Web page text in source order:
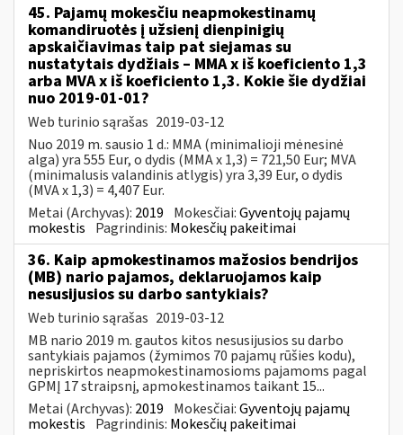
45. Pajamų mokesčiu neapmokestinamų
komandiruotės į užsienį dienpinigių
apskaičiavimas taip pat siejamas su
nustatytais dydžiais – MMA x iš koeficiento 1,3
arba MVA x iš koeficiento 1,3. Kokie šie dydžiai
nuo 2019-01-01?
Web turinio sąrašas 2019-03-12
Nuo 2019 m. sausio 1 d.: MMA (minimalioji mėnesinė
alga) yra 555 Eur, o dydis (MMA x 1,3) = 721,50 Eur; MVA
(minimalusis valandinis atlygis) yra 3,39 Eur, o dydis
(MVA x 1,3) = 4,407 Eur.
Metai (Archyvas): 2019 Mokesčiai:Gyventojų pajamų
mokestis Pagrindinis: Mokesčių pakeitimai
36. Kaip apmokestinamos mažosios bendrijos
(MB) nario pajamos, deklaruojamos kaip
nesusijusios su darbo santykiais?
Web turinio sąrašas 2019-03-12
MB nario 2019 m. gautos kitos nesusijusios su darbo
santykiais pajamos (žymimos 70 pajamų rūšies kodu),
nepriskirtos neapmokestinamosioms pajamoms pagal
GPMĮ 17 straipsnį, apmokestinamos taikant 15...
Metai (Archyvas): 2019 Mokesčiai:Gyventojų pajamų
mokestis Pagrindinis: Mokesčių pakeitimai